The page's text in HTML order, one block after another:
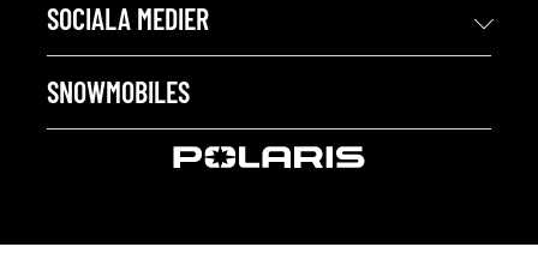
SOCIALA MEDIER
SNOWMOBILES